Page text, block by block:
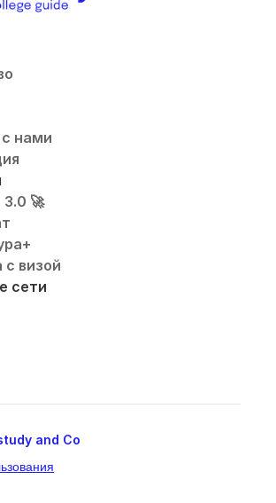
нами
🚀
визой
сети
and Co